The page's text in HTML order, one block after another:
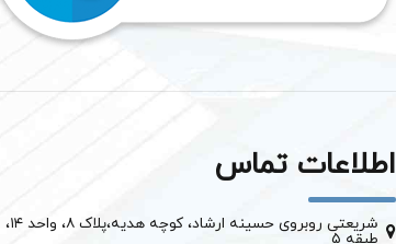
اطلاعات تماس
شریعتی روبروی حسینه ارشاد، کوچه هدیه،پلاک ۸، واحد ۱۴،
طبقه ۵